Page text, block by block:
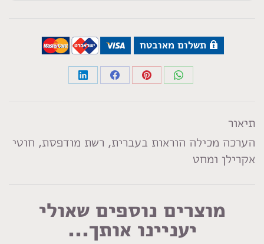
תשלום מאובטח
Share
Share
Share
Share
תיאור
הערכה מכילה הוראות בעברית, רשת מודפסת, חוטי
אקרילן ומחט
מוצרים נוספים שאולי
יעניינו אותך...